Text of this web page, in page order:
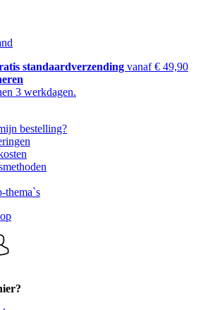
standaardverzending vanaf € 49,90
3 werkdagen.
bestelling?
thema`s